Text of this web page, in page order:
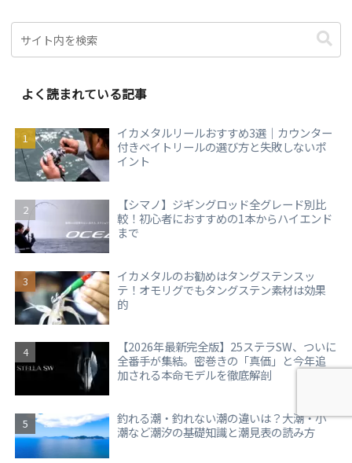
よく読まれている記事
イカメタルリールおすすめ3選｜カウンター
付きベイトリールの選び方と失敗しないポ
イント
【シマノ】ジギングロッド全グレード別比
較！初心者におすすめの1本からハイエンド
まで
イカメタルのお勧めはタングステンスッ
テ！オモリグでもタングステン素材は効果
的
【2026年最新完全版】25ステラSW、ついに
全番手が集結。密巻きの「真価」と今年追
加される本命モデルを徹底解剖
釣れる潮・釣れない潮の違いは？大潮・小
潮など潮汐の基礎知識と潮見表の読み方